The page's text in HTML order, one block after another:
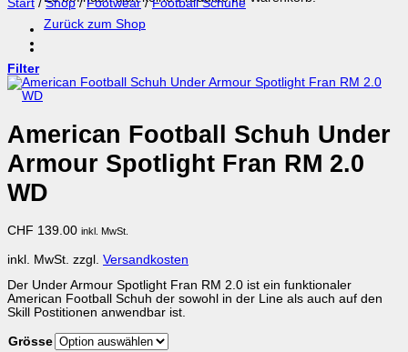
Zurück zum Shop
Start / Shop / Footwear / Football Schuhe
Filter
American Football Schuh Under
Armour Spotlight Fran RM 2.0
WD
CHF 139.00 inkl. MwSt.
inkl. MwSt. zzgl. Versandkosten
Der Under Armour Spotlight Fran RM 2.0 ist ein funktionaler
American Football Schuh der sowohl in der Line als auch auf den
Skill Postitionen anwendbar ist.
Grösse